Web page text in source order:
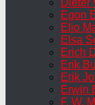
Egon
Elio
Elsa
Erich
Erik
Erik
Erwin
F. W.